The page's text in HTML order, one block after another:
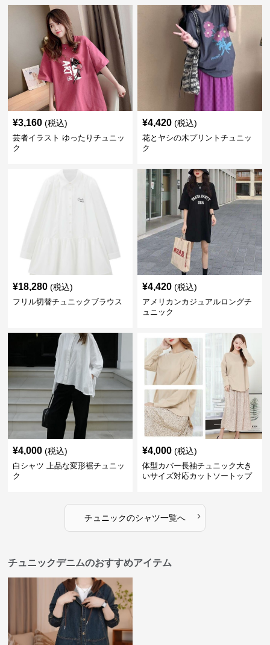
¥3,160 (税込)
芸者イラスト ゆったりチュニッ
ク
¥4,420 (税込)
花とヤシの木プリントチュニッ
ク
¥18,280 (税込)
フリル切替チュニックブラウス
¥4,420 (税込)
アメリカンカジュアルロングチ
ュニック
¥4,000 (税込)
白シャツ 上品な変形裾チュニッ
ク
¥4,000 (税込)
体型カバー長袖チュニック大き
いサイズ対応カットソートップ
チュニックのシャツ一覧へ ›
チュニックデニムのおすすめアイテム